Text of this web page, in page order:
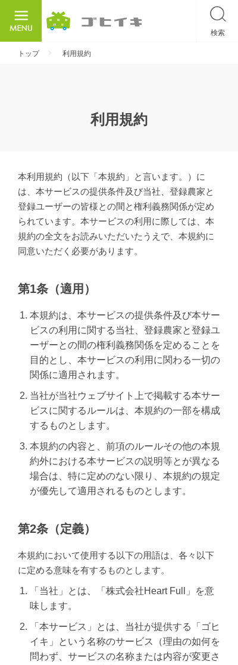
検索
トップ 利用規約
利用規約
本利用規約（以下「本規約」と言います。）に
は、本サービスの提供条件及び当社、登録農家と
登録ユーザーの皆様との間と権利義務関係が定め
られています。本サービスの利用に際しては、本
規約の全文をお読みいただいたうえで、本規約に
同意いただく必要があります。
第1条（適用）
本規約は、本サービスの提供条件及び本サー
ビスの利用に関する当社、登録農家と登録ユ
ーザーとの間の権利義務関係を定めることを
目的とし、本サービスの利用に関わる一切の
関係に適用されます。
当社が当社ウェブサイト上で掲載する本サー
ビスに関するルールは、本規約の一部を構成
するものとします。
本規約の内容と、前項のルールその他の本規
約外における本サービスの説明等とが異なる
場合は、特に定めのない限り、本規約の規定
が優先して適用されるものとします。
第2条（定義）
本規約において使用する以下の用語は、各々以下
に定める意味を有するものとします。
「当社」とは、「株式会社Heart Full」を意
味します。
「本サービス」とは、当社が提供する「ゴヒ
イキ」という名称のサービス（理由の如何を
問わず、サービスの名称または内容が変更さ